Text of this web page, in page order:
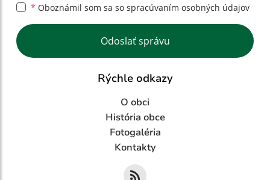
* Oboznámil som sa so spracúvaním osobných údajov
Google reCaptcha Response
Odoslať správu
Rýchle odkazy
O obci
História obce
Fotogaléria
Kontakty